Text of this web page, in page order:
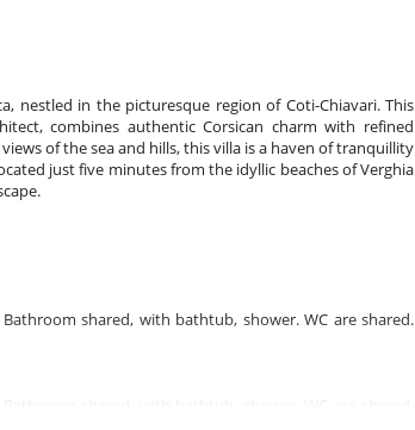
nestled in the picturesque region of Coti-Chiavari. This
combines authentic Corsican charm with refined
of the sea and hills, this villa is a haven of tranquillity
just five minutes from the idyllic beaches of Verghia
shared, with bathtub, shower. WC are shared.